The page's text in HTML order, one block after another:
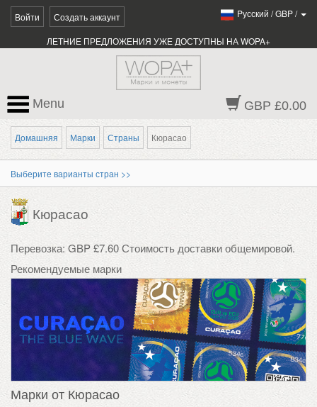
Войти Создать аккаунт Pусский /GBP/
ЛЕТНИЕ ПРЕДЛОЖЕНИЯ УЖЕ ДОСТУПНЫ НА WOPA+
GBP £0.00
Menu
Домашняя Марки Страны Кюрасао
Выберите варианты стран >>
Кюрасао
Перевозка: GBP £7.60 Стоимость доставки общемировой.
Рекомендуемые марки
Марки от Кюрасао